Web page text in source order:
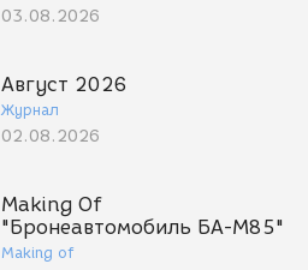
03.08.2026
Август 2026
Журнал
02.08.2026
Making Of
"Бронеавтомобиль БА-М85"
Making of